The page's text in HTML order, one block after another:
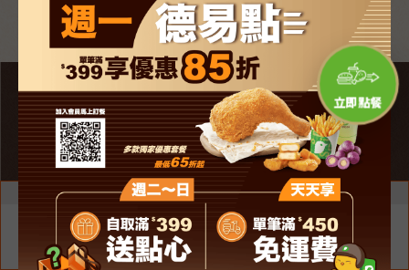
我們將使用cookie等資訊來優化您的體驗，繼續瀏覽即表示您同
意我們使用。欲瞭解詳細內容，請詳閱隱私權保護政策
×
立即點餐
Copyright ©
© 2026 Dicos Taiwan. All Rights Reserved.
台灣頂巧餐飲事業股份有限公司 版權所有
網頁設計│ 多米諾